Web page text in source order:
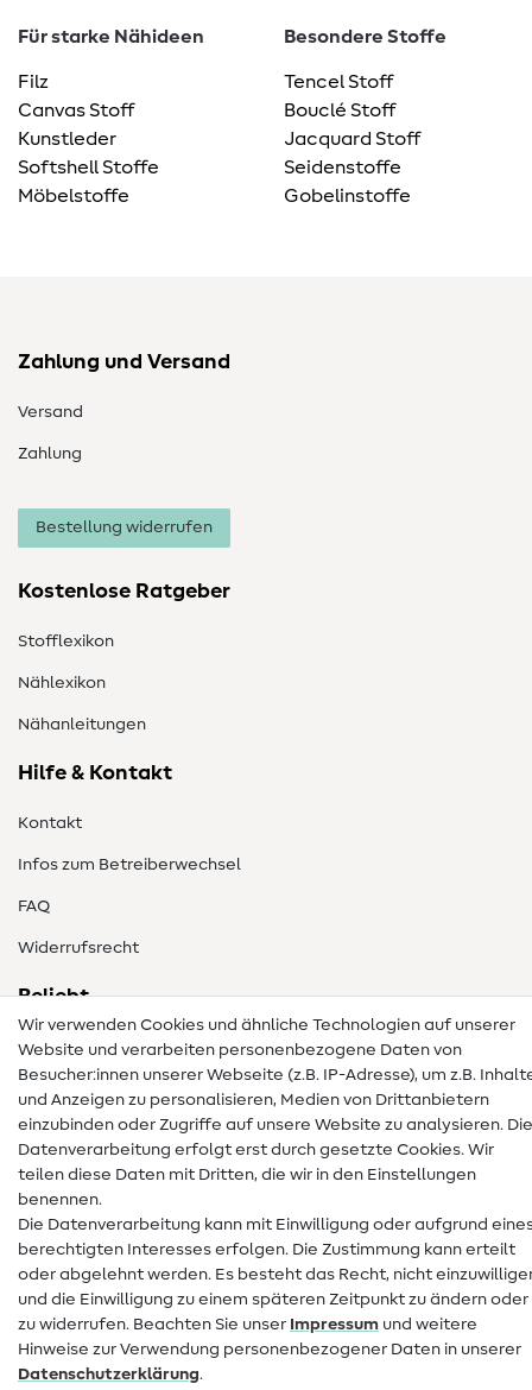
Für starke Nähideen
Filz
Canvas Stoff
Kunstleder
Softshell Stoffe
Möbelstoffe
Besondere Stoffe
Tencel Stoff
Bouclé Stoff
Jacquard Stoff
Seidenstoffe
Gobelinstoffe
Zahlung und Versand
Versand
Zahlung
Bestellung widerrufen
Kostenlose Ratgeber
Stofflexikon
Nählexikon
Nähanleitungen
Hilfe & Kontakt
Kontakt
Infos zum Betreiberwechsel
FAQ
Widerrufsrecht
Beliebt
Stoffe
Sale
Schnittmuster
Wir verwenden Cookies und ähnliche Technologien auf unserer
Website und verarbeiten personenbezogene Daten von
Besucher:innen unserer Webseite (z.B. IP-Adresse), um z.B.
und Anzeigen zu personalisieren, Medien von Drittanbietern
einzubinden oder Zugriffe auf unsere Website zu analysieren. Die
Datenverarbeitung erfolgt erst durch gesetzte Cookies. Wir
teilen diese Daten mit Dritten, die wir in den Einstellungen
benennen.
Die Datenverarbeitung kann mit Einwilligung oder aufgrund
berechtigten Interesses erfolgen. Die Zustimmung kann erteilt
oder abgelehnt werden. Es besteht das Recht, nicht
und die Einwilligung zu einem späteren Zeitpunkt zu ändern oder
zu widerrufen. Beachten Sie unser Impressum und weitere
Hinweise zur Verwendung personenbezogener Daten in unserer
Daten­schutz­erklärung.
Impressum Datenschutz
AGB
Widerrufsbelehrung